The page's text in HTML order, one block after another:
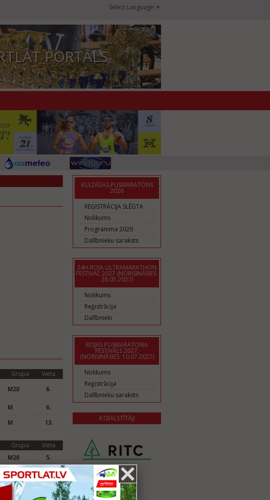
Select Language ▼
PORTĀLS
Grupa
Vieta
M20
6.
M
6.
M 13.
Grupa
Vieta
M20
5.
V 173.
Grupa
Vieta
KULDĪGAS PUSMARATONS
2026
REĢISTRĀCIJA SLĒGTA
Nolikums
Programma 2026
Dalībnieku saraksts
24H ROJA ULTRAMARATHON
FESTIVAL 2027 (NORISINĀSIES:
28.05.2027)
Nolikums
Reģistrācija
Dalībnieki
ROJAS PUSMARATONA
FESTIVĀLS 2027,
(NORISINĀSIES: 10.07.2027)
Nolikums
Reģistrācija
Dalībnieku saraksts
ATBALSTĪTĀJI